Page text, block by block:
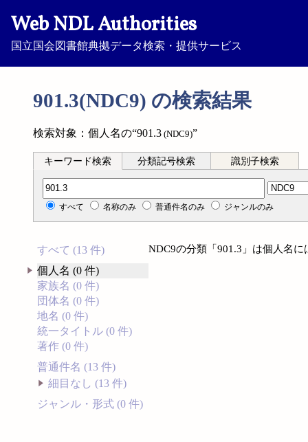
Web NDL Authorities
国立国会図書館典拠データ検索・提供サービス
901.3(NDC9) の検索結果
検索対象：個人名の“901.3 (NDC9)”
キーワード検索 分類記号検索 識別子検索
分類記号検索
すべて 名称のみ 普通件名のみ ジャンルのみ
すべて (13 件)
個人名 (0 件)
家族名 (0 件)
団体名 (0 件)
地名 (0 件)
統一タイトル (0 件)
著作 (0 件)
普通件名 (13 件)
細目なし (13 件)
ジャンル・形式 (0 件)
NDC9の分類「901.3」は個人名